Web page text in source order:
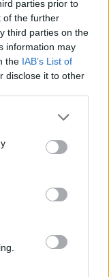
parties prior to
of the further
third parties on the
information may
the IAB’s List of
disclose it to other
or more Google
You may click to
party tags to
in below Google
és
a
Mónika és
a Hatszín